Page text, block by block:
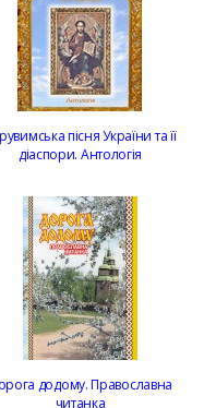
пісня України та її
діаспори. Антологія
додому. Православна
читанка